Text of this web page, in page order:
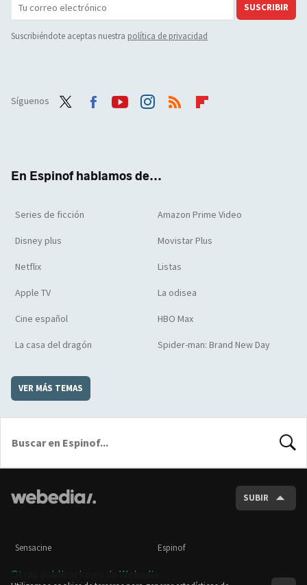
SUSCRIBIR
Suscribiéndote aceptas nuestra política de privacidad
Síguenos
En Espinof hablamos de...
Series de ficción Amazon Prime Video
Disney plus Movistar Plus
Netflix Listas
Apple TV La odisea
Cine español HBO Max
La casa del dragón Spider-man: Brand New Day
VER MÁS TEMAS
SUBIR
Sensacine Espinof
Otras publicaciones de Webedia